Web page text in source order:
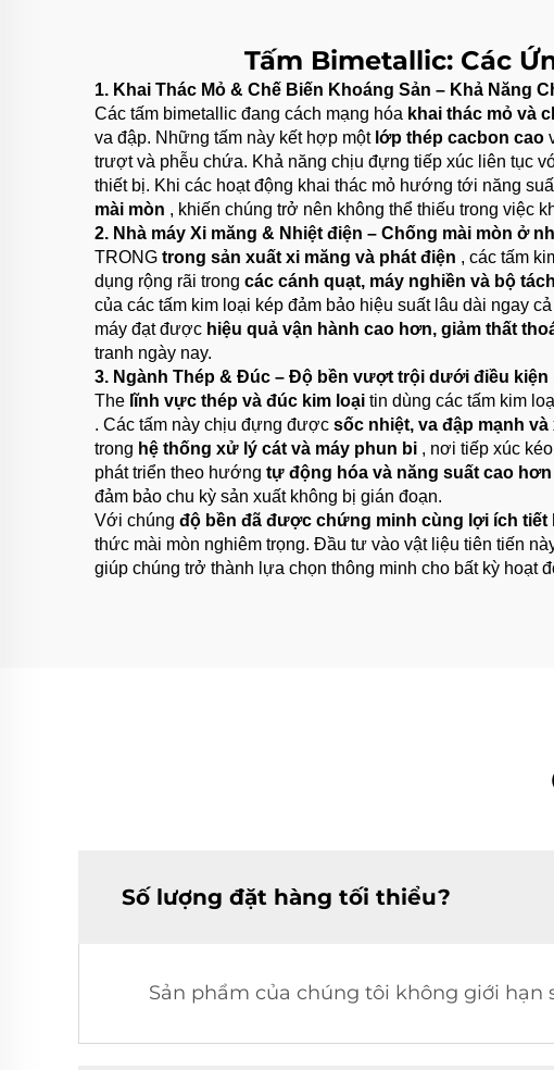
Tấm Bimetallic: Các
1. Khai Thác Mỏ & Chế Biến Khoáng Sản – Khả Năng
Các tấm bimetallic đang cách mạng hóa khai thác mỏ và
va đập. Những tấm này kết hợp một lớp thép cacbon cao
trượt và phễu chứa. Khả năng chịu đựng tiếp xúc liên tục
thiết bị. Khi các hoạt động khai thác mỏ hướng tới năng
mài mòn , khiến chúng trở nên không thể thiếu trong việc
2. Nhà máy Xi măng & Nhiệt điện – Chống mài mòn ở
TRONG trong sản xuất xi măng và phát điện , các tấm
dụng rộng rãi trong các cánh quạt, máy nghiền và bộ
của các tấm kim loại kép đảm bảo hiệu suất lâu dài ngay
máy đạt được hiệu quả vận hành cao hơn, giảm thất
tranh ngày nay.
3. Ngành Thép & Đúc – Độ bền vượt trội dưới điều
The lĩnh vực thép và đúc kim loại tin dùng các tấm kim
. Các tấm này chịu đựng được sốc nhiệt, va đập mạnh và
trong hệ thống xử lý cát và máy phun bi , nơi tiếp xúc
phát triển theo hướng tự động hóa và năng suất cao hơn
đảm bảo chu kỳ sản xuất không bị gián đoạn.
Với chúng độ bền đã được chứng minh cùng lợi ích tiết
thức mài mòn nghiêm trọng. Đầu tư vào vật liệu tiên tiến
giúp chúng trở thành lựa chọn thông minh cho bất kỳ hoạt
Số lượng đặt hàng tối thiểu?
Sản phẩm của chúng tôi không giới hạn